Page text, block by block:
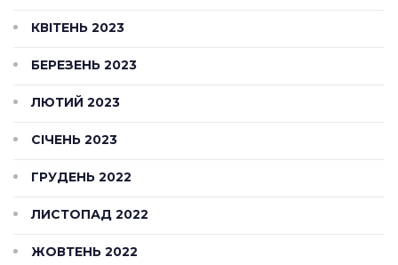
КВІТЕНЬ 2023
БЕРЕЗЕНЬ 2023
ЛЮТИЙ 2023
СІЧЕНЬ 2023
ГРУДЕНЬ 2022
ЛИСТОПАД 2022
ЖОВТЕНЬ 2022